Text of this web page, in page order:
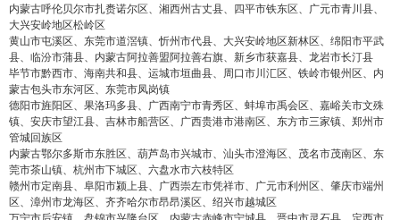
内蒙古呼伦贝尔市扎赉诺尔区、湘西州古丈县、四平市铁东区、广元市青川县、
大兴安岭地区松岭区
黄山市屯溪区、东莞市道滘镇、忻州市代县、大兴安岭地区新林区、绵阳市平武
县、临汾市蒲县、内蒙古阿拉善盟阿拉善右旗、新乡市获嘉县、龙岩市长汀县
毕节市黔西市、海南共和县、运城市垣曲县、周口市川汇区、铁岭市银州区、内
蒙古包头市东河区、东莞市凤岗镇
德阳市旌阳区、果洛玛多县、广西南宁市青秀区、蚌埠市禹会区、嘉峪关市文殊
镇、安庆市望江县、吉林市船营区、广西贵港市港南区、东方市三家镇、郑州市
管城回族区
内蒙古鄂尔多斯市东胜区、葫芦岛市兴城市、汕头市澄海区、茂名市茂南区、东
莞市茶山镇、杭州市下城区、六盘水市六枝特区
赣州市定南县、阜阳市颍上县、广西崇左市凭祥市、广元市利州区、肇庆市端州
区、漳州市龙海区、齐齐哈尔市昂昂溪区、绍兴市越城区